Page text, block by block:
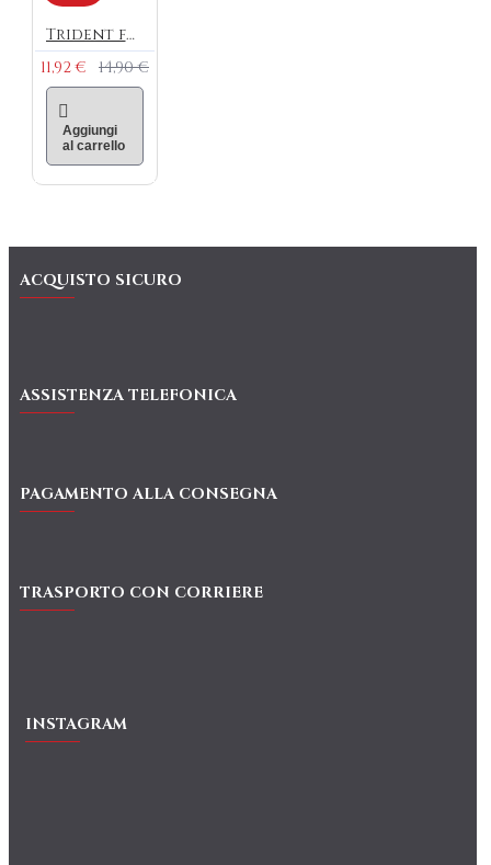
Trident fork Bar Spoon | 40 cm Nero
11,92 €
14,90 €
Aggiungi
al carrello
ACQUISTO SICURO
ASSISTENZA TELEFONICA
PAGAMENTO ALLA CONSEGNA
TRASPORTO CON CORRIERE
INSTAGRAM